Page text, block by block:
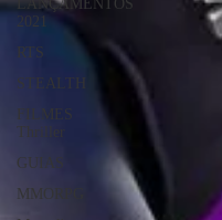
LANÇAMENTOS
2021
RTS
STEALTH
FILMES
Thriller
GUIAS
MMORPG